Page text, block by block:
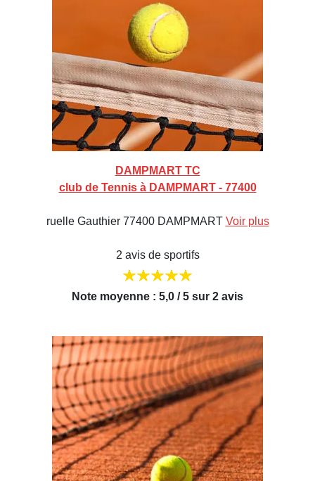
DAMPMART TC
club de Tennis à DAMPMART - 77400
ruelle Gauthier 77400 DAMPMART Voir plus
2 avis de sportifs
Note moyenne : 5,0 / 5 sur 2 avis